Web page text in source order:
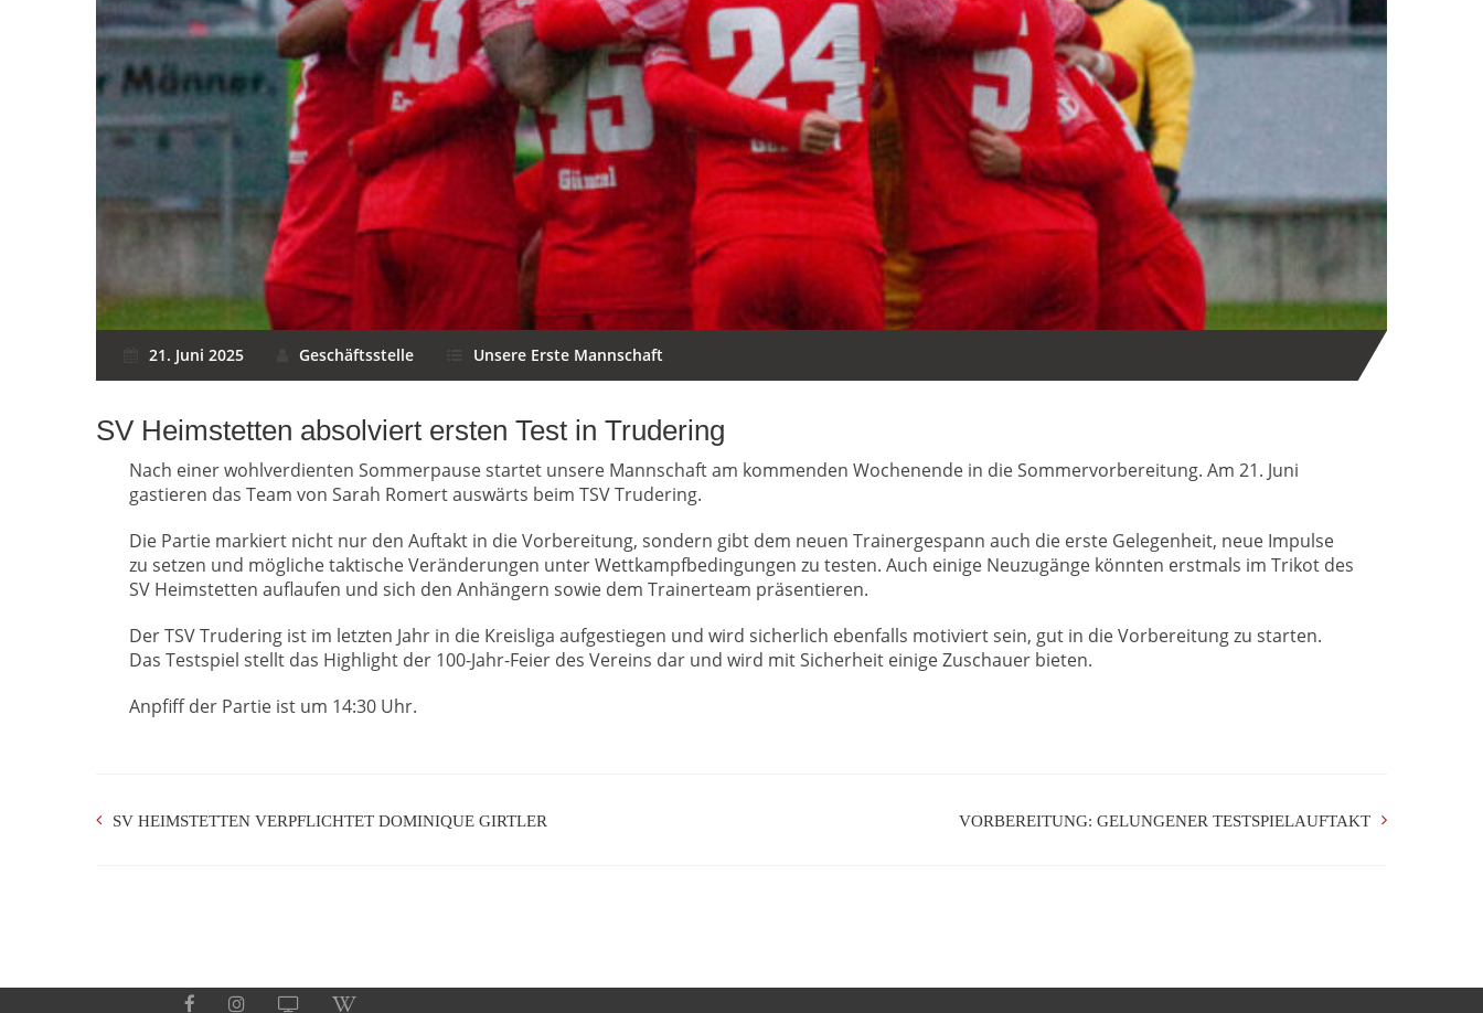
21. Juni 2025 Geschäftsstelle Unsere Erste Mannschaft
SV Heimstetten absolviert ersten Test in Trudering
Nach einer wohlverdienten Sommerpause startet unsere Mannschaft am kommenden Wochenende in die Sommervorbereitung. Am 21. Juni
gastieren das Team von Sarah Romert auswärts beim TSV Trudering.
Die Partie markiert nicht nur den Auftakt in die Vorbereitung, sondern gibt dem neuen Trainergespann auch die erste Gelegenheit, neue Impulse
zu setzen und mögliche taktische Veränderungen unter Wettkampfbedingungen zu testen. Auch einige Neuzugänge könnten erstmals im Trikot des
SV Heimstetten auflaufen und sich den Anhängern sowie dem Trainerteam präsentieren.
Der TSV Trudering ist im letzten Jahr in die Kreisliga aufgestiegen und wird sicherlich ebenfalls motiviert sein, gut in die Vorbereitung zu starten.
Das Testspiel stellt das Highlight der 100-Jahr-Feier des Vereins dar und wird mit Sicherheit einige Zuschauer bieten.
Anpfiff der Partie ist um 14:30 Uhr.
SV HEIMSTETTEN VERPFLICHTET DOMINIQUE GIRTLER VORBEREITUNG: GELUNGENER TESTSPIELAUFTAKT